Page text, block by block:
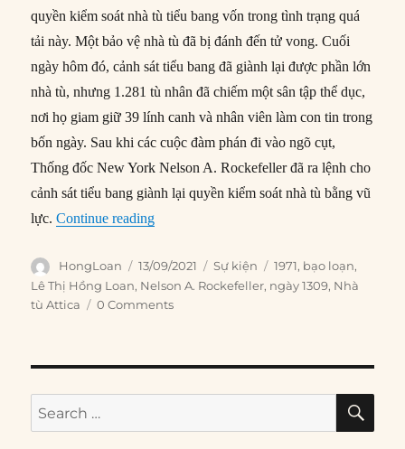
quyền kiểm soát nhà tù tiểu bang vốn trong tình trạng quá
tải này. Một bảo vệ nhà tù đã bị đánh đến tử vong. Cuối
ngày hôm đó, cảnh sát tiểu bang đã giành lại được phần lớn
nhà tù, nhưng 1.281 tù nhân đã chiếm một sân tập thể dục,
nơi họ giam giữ 39 lính canh và nhân viên làm con tin trong
bốn ngày. Sau khi các cuộc đàm phán đi vào ngõ cụt,
Thống đốc New York Nelson A. Rockefeller đã ra lệnh cho
cảnh sát tiểu bang giành lại quyền kiểm soát nhà tù bằng vũ
lực.Continue reading“13/09/1971: Thảm sát tại nhà tù Attica,
Author
HongLoan
Posted
on
13/09/2021 Categories
Sự kiện Tags
1971, bạo loạn,
Lê Thị Hồng Loan, Nelson A. Rockefeller, ngày 1309, Nhà
tù Attica
0 Comments
Search
for: